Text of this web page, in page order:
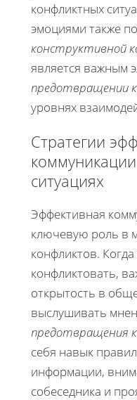
конфликтных
эмоциями также
конструктивной
является важным
предотвращении
уровнях
Стратегии
ситуациях
Эффективная
ключевую роль в
конфликтов.
конфликтовать,
открытость в
выслушивать
предотвращения
себя навык
информации,
собеседника и